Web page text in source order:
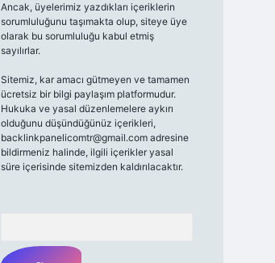
Ancak, üyelerimiz yazdıkları içeriklerin
sorumluluğunu taşımakta olup, siteye üye
olarak bu sorumluluğu kabul etmiş
sayılırlar.
Sitemiz, kar amacı gütmeyen ve tamamen
ücretsiz bir bilgi paylaşım platformudur.
Hukuka ve yasal düzenlemelere aykırı
olduğunu düşündüğünüz içerikleri,
backlinkpanelicomtr@gmail.comadresine
bildirmeniz halinde, ilgili içerikler yasal
süre içerisinde sitemizden kaldırılacaktır.